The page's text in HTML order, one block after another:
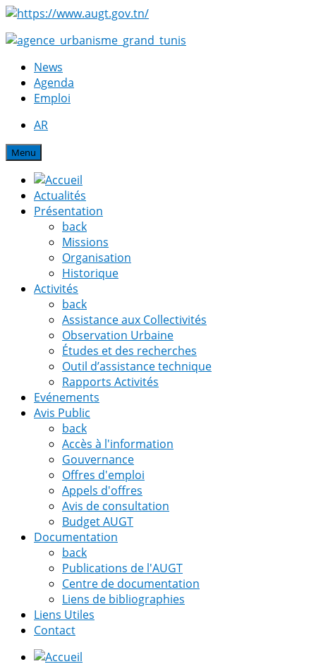
News
Agenda
Emploi
AR
Menu
Actualités
Présentation
back
Missions
Organisation
Historique
Activités
back
Assistance aux Collectivités
Observation Urbaine
Études et des recherches
Outil d’assistance technique
Rapports Activités
Evénements
Avis Public
back
Accès à l'information
Gouvernance
Offres d'emploi
Appels d'offres
Avis de consultation
Budget AUGT
Documentation
back
Publications de l'AUGT
Centre de documentation
Liens de bibliographies
Liens Utiles
Contact